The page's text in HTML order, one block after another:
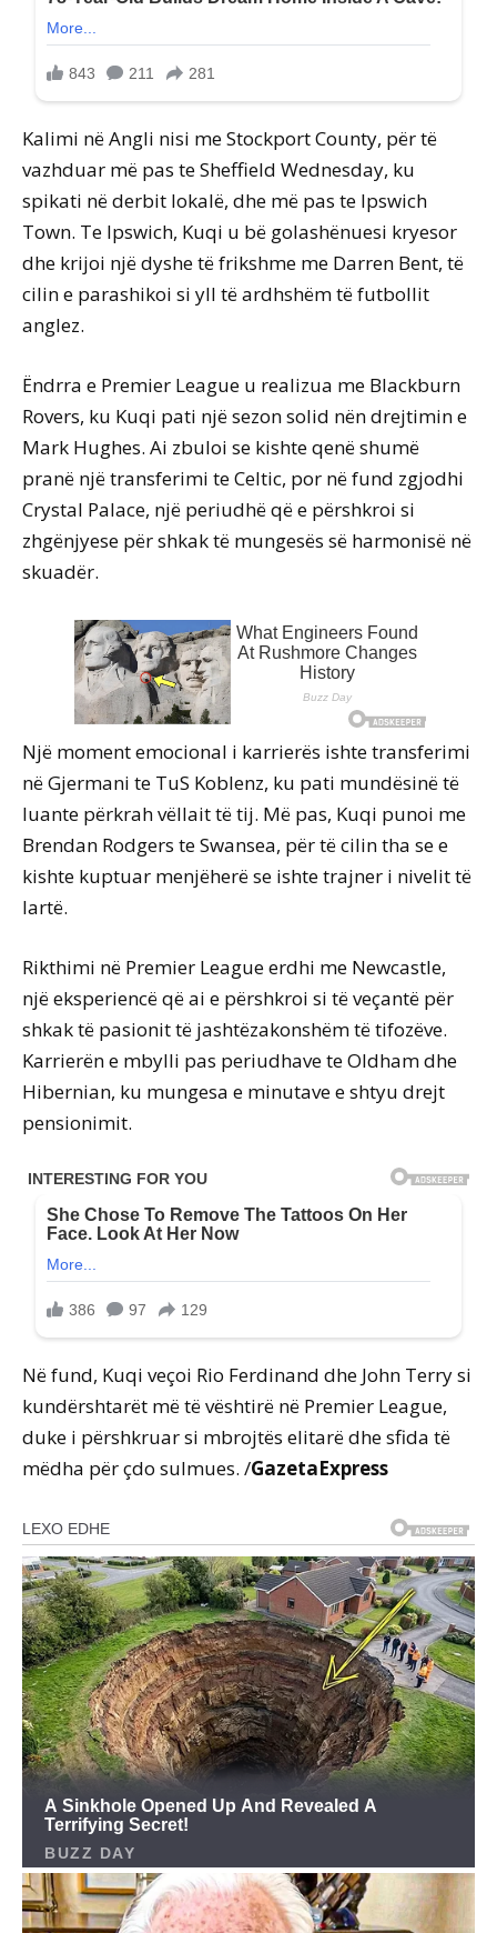
Kalimi në Angli nisi me Stockport County, për të
vazhduar më pas te Sheffield Wednesday, ku
spikati në derbit lokalë, dhe më pas te Ipswich
Town. Te Ipswich, Kuqi u bë golashënuesi kryesor
dhe krijoi një dyshe të frikshme me Darren Bent, të
cilin e parashikoi si yll të ardhshëm të futbollit
anglez.
Ëndrra e Premier League u realizua me Blackburn
Rovers, ku Kuqi pati një sezon solid nën drejtimin e
Mark Hughes. Ai zbuloi se kishte qenë shumë
pranë një transferimi te Celtic, por në fund zgjodhi
Crystal Palace, një periudhë që e përshkroi si
zhgënjyese për shkak të mungesës së harmonisë në
skuadër.
Një moment emocional i karrierës ishte transferimi
në Gjermani te TuS Koblenz, ku pati mundësinë të
luante përkrah vëllait të tij. Më pas, Kuqi punoi me
Brendan Rodgers te Swansea, për të cilin tha se e
kishte kuptuar menjëherë se ishte trajner i nivelit të
lartë.
Rikthimi në Premier League erdhi me Newcastle,
një eksperiencë që ai e përshkroi si të veçantë për
shkak të pasionit të jashtëzakonshëm të tifozëve.
Karrierën e mbylli pas periudhave te Oldham dhe
Hibernian, ku mungesa e minutave e shtyu drejt
pensionimit.
Në fund, Kuqi veçoi Rio Ferdinand dhe John Terry si
kundërshtarët më të vështirë në Premier League,
duke i përshkruar si mbrojtës elitarë dhe sfida të
mëdha për çdo sulmues. /GazetaExpress